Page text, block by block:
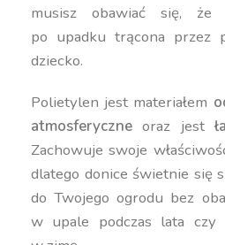
musisz obawiać się, że
po upadku trącona przez
dziecko.
Polietylen jest materiałem
atmosferyczne oraz jest
Zachowuje swoje
dlatego donice świetnie się
do Twojego ogrodu bez
w upale podczas lata czy